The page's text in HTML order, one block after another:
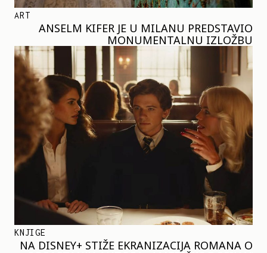
ART
ANSELM KIFER JE U MILANU PREDSTAVIO
MONUMENTALNU IZLOŽBU
KNJIGE
NA DISNEY+ STIŽE EKRANIZACIJA ROMANA O